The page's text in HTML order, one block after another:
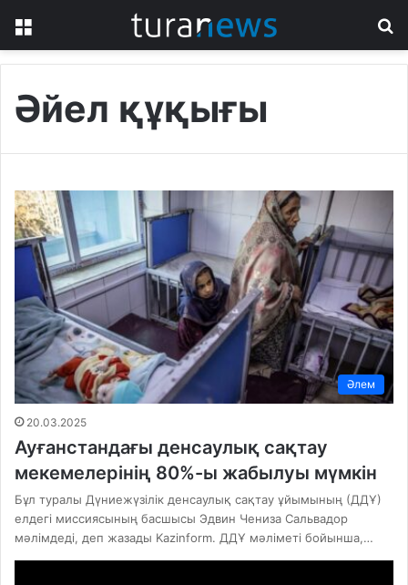
Әйел құқығы
Әлем
20.03.2025
Ауғанстандағы денсаулық сақтау
мекемелерінің 80%-ы жабылуы мүмкін
Бұл туралы Дүниежүзілік денсаулық сақтау ұйымының (ДДҰ)
елдегі миссиясының басшысы Эдвин Чениза Сальвадор
мәлімдеді, деп жазады Kazinform. ДДҰ мәліметі бойынша,…